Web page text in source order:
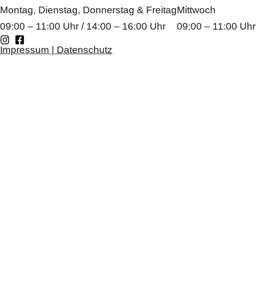
Montag, Dienstag, Donnerstag & Freitag
09:00 – 11:00 Uhr / 14:00 – 16:00 Uhr
Mittwoch
09:00 – 11:00 Uhr
Impressum | Datenschutz